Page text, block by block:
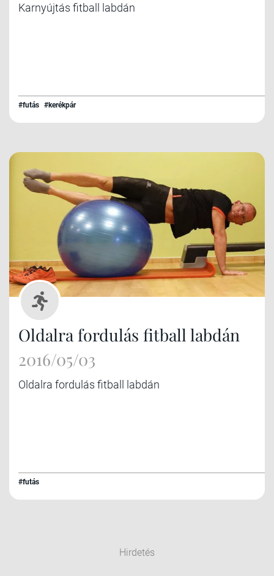
Karnyújtás fitball labdán
#futás #kerékpár
Oldalra fordulás fitball labdán
2016/05/03
Oldalra fordulás fitball labdán
#futás
Hirdetés